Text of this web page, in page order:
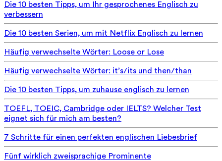
Die 10 besten Tipps, um Ihr gesprochenes Englisch zu
verbessern
Die 10 besten Serien, um mit Netflix Englisch zu lernen
Häufig verwechselte Wörter: Loose or Lose
Häufig verwechselte Wörter: it’s/its und then/than
Die 10 besten Tipps, um zuhause englisch zu lernen
TOEFL, TOEIC, Cambridge oder IELTS? Welcher Test
eignet sich für mich am besten?
7 Schritte für einen perfekten englischen Liebesbrief
Fünf wirklich zweisprachige Prominente